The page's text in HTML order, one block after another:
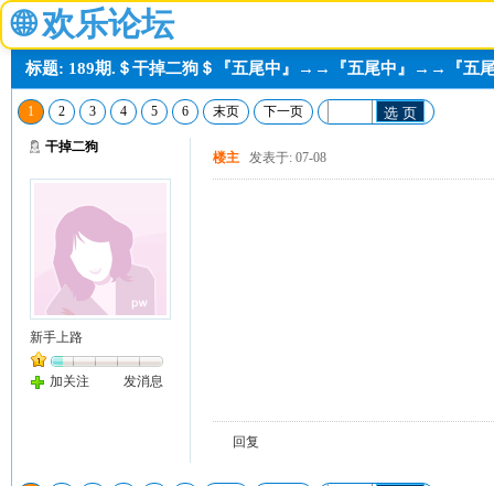
🌐 欢乐论坛
标题: 189期.＄干掉二狗＄『五尾中』→→『五尾中』→→『五
1 2 3 4 5 6 末页 下一页 选 页
干掉二狗
新手上路
加关注 发消息
楼主 发表于: 07-08
回复